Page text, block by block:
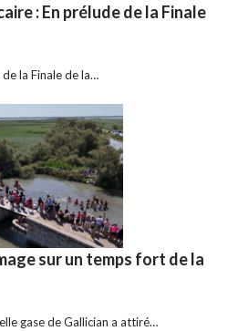
: En prélude de la Finale
la Finale de la…
sur un temps fort de la
gase de Gallician a attiré…